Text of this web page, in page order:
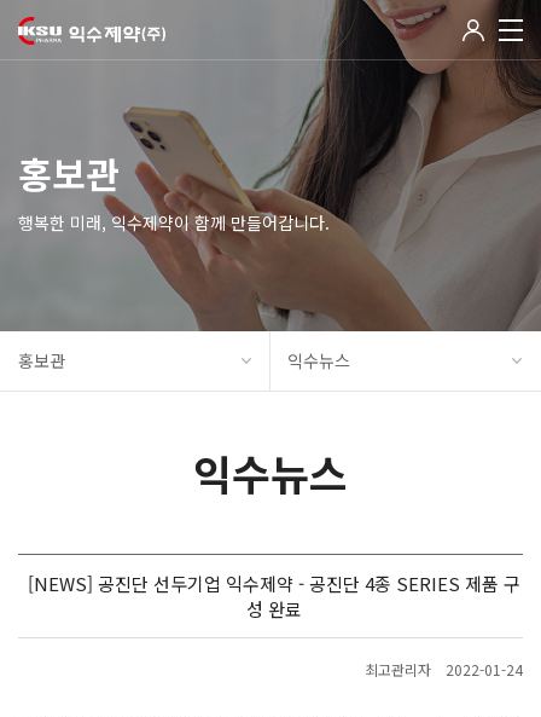
홍보관
행복한 미래, 익수제약이 함께 만들어갑니다.
홍보관 익수뉴스
익수뉴스
[NEWS] 공진단 선두기업 익수제약 - 공진단 4종 SERIES 제품 구
성 완료
최고관리자 2022-01-24